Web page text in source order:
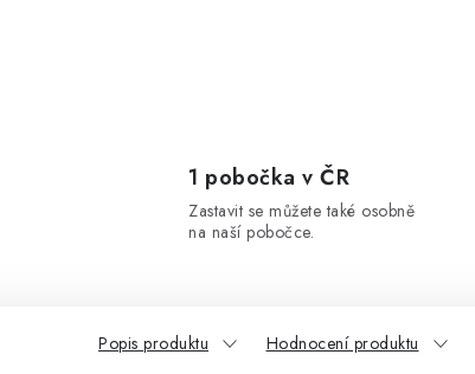
1 pobočka v ČR
Zastavit se můžete také osobně
na naší pobočce.
Popis produktu Hodnocení produktu